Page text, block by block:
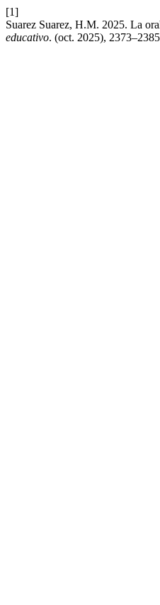
[1]
Suarez Suarez, H.M. 2025. La
educativo. (oct. 2025),